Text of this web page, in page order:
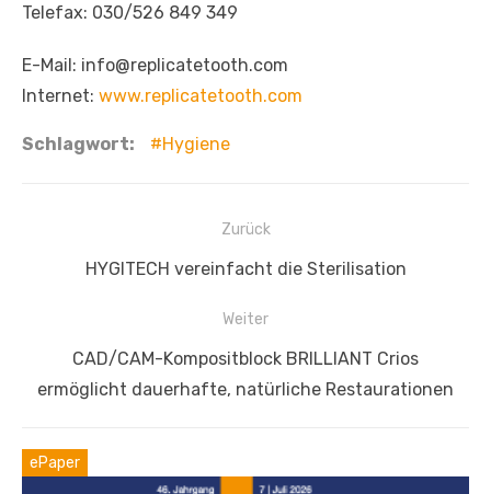
Telefax: 030/526 849 349
E-Mail: info@replicatetooth.com
Internet: www.replicatetooth.com
Schlagwort: Hygiene
Beitragsnavigation
Zurück
Vorheriger
HYGITECH vereinfacht die Sterilisation
Weiter
NächsterCAD/CAM-Kompositblock BRILLIANT Crios
ermöglicht dauerhafte, natürliche Restaurationen
ePaper